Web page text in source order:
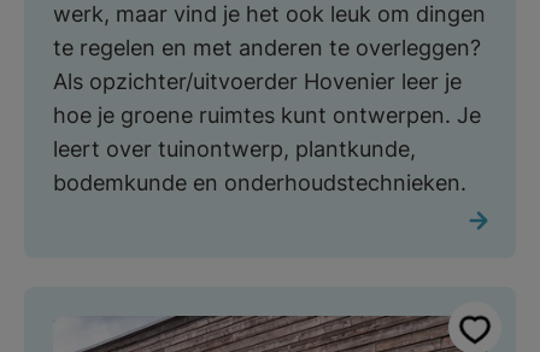
werk, maar vind je het ook leuk om dingen
te regelen en met anderen te overleggen?
Als opzichter/uitvoerder Hovenier leer je
hoe je groene ruimtes kunt ontwerpen. Je
leert over tuinontwerp, plantkunde,
bodemkunde en onderhoudstechnieken.